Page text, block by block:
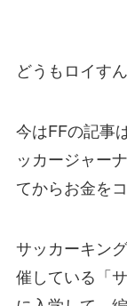
どうもロイすん
今はFFの記事
ッカージャー
てからお金を
サッカーキン
催している「